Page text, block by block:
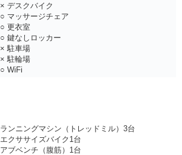
× デスクバイク
○ マッサージチェア
○ 更衣室
○ 鍵なしロッカー
× 駐車場
× 駐輪場
○ WiFi
ランニングマシン（トレッドミル）3台
エクササイズバイク1台
アブベンチ（腹筋）1台